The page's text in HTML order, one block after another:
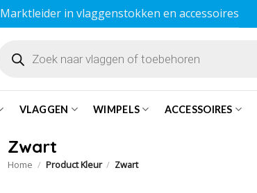
Marktleider in vlaggenstokken en accessoires
zoeken
VLAGGEN WIMPELS ACCESSOIRES
Zwart
Home / Product Kleur / Zwart